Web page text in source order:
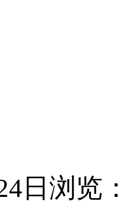
日 浏览：